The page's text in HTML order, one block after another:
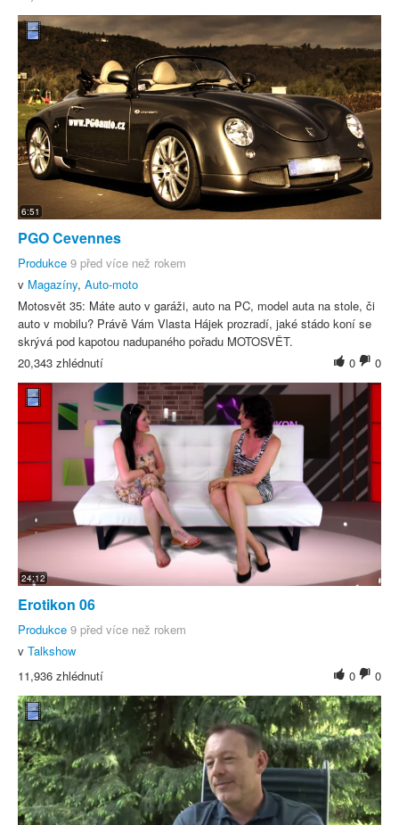
6:51
PGO Cevennes
Produkce 9 před více než rokem
v Magazíny, Auto-moto
Motosvět 35: Máte auto v garáži, auto na PC, model auta na stole, či
auto v mobilu? Právě Vám Vlasta Hájek prozradí, jaké stádo koní se
skrývá pod kapotou nadupaného pořadu MOTOSVĚT.
0
0
20,343 zhlédnutí
24:12
Erotikon 06
Produkce 9 před více než rokem
v Talkshow
0
0
11,936 zhlédnutí